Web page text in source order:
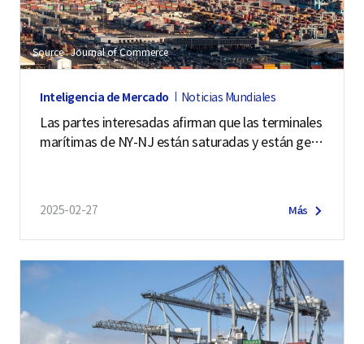
Source : Journal of Commerce
Inteligencia de Mercado Noticias Mundiales
Las partes interesadas afirman que las terminales
marítimas de NY-NJ están saturadas y están gen
2025-02-27 Más